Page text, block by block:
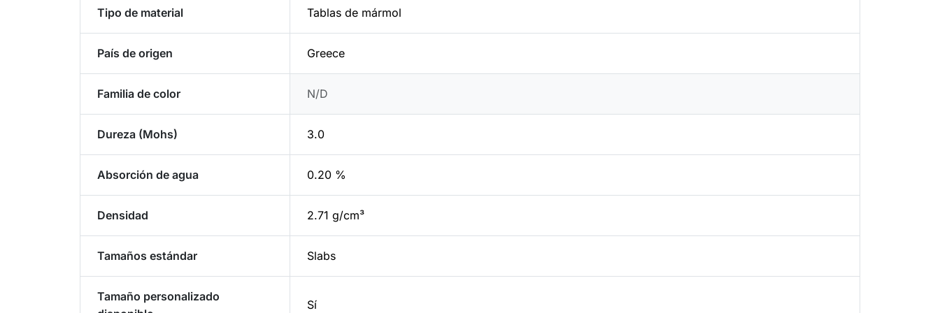
Tipo de material Tablas de mármol
País de origen Greece
Familia de color N/D
Dureza (Mohs) 3.0
Absorción de agua 0.20 %
Densidad 2.71 g/cm³
Tamaños estándar Slabs
Tamaño personalizado
Sí